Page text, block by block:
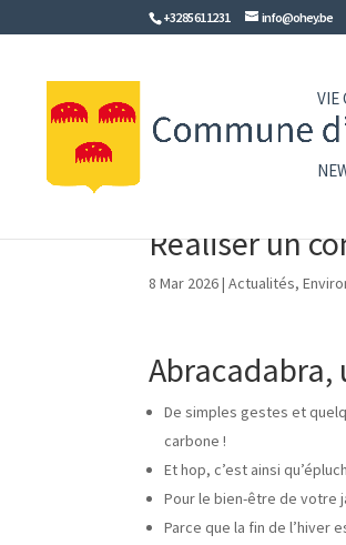
+32 85 61 12 31 info@ohey.be
VIE
Réaliser un
8 Mar 2026|Actualités,
Abracadabra,
De simples gestes et
carbone !
Et hop, c’est ainsi
Pour le bien-être de votre
Parce que la fin de l’hiver